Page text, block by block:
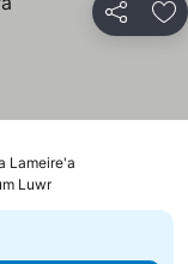
Lameire'a
Luwr